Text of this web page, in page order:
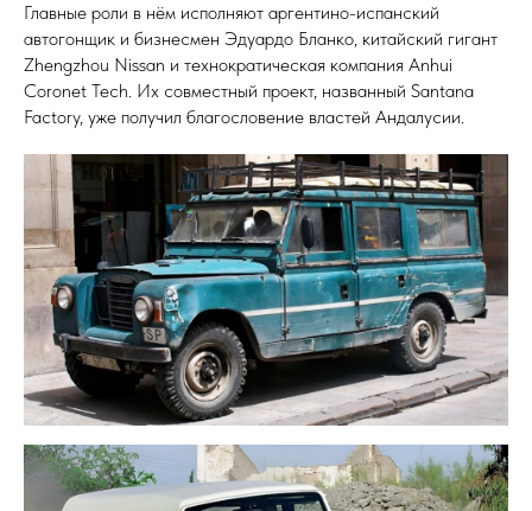
Главные роли в нём исполняют аргентино-испанский
автогонщик и бизнесмен Эдуардо Бланко, китайский гигант
Zhengzhou Nissan и технократическая компания Anhui
Coronet Tech. Их совместный проект, названный Santana
Factory, уже получил благословение властей Андалусии.